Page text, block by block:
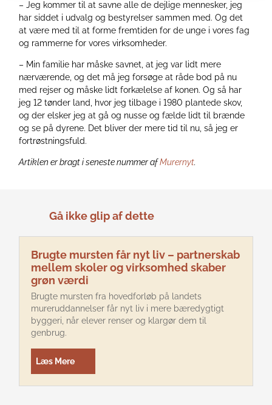
– Jeg kommer til at savne alle de dejlige mennesker, jeg
har siddet i udvalg og bestyrelser sammen med. Og det
at være med til at forme fremtiden for de unge i vores fag
og rammerne for vores virksomheder.
– Min familie har måske savnet, at jeg var lidt mere
nærværende, og det må jeg forsøge at råde bod på nu
med rejser og måske lidt forkælelse af konen. Og så har
jeg 12 tønder land, hvor jeg tilbage i 1980 plantede skov,
og der elsker jeg at gå og nusse og fælde lidt til brænde
og se på dyrene. Det bliver der mere tid til nu, så jeg er
fortrøstningsfuld.
Artiklen er bragt i seneste nummer afMurernyt.
Gå ikke glip af dette
Brugte mursten får nyt liv – partnerskab
mellem skoler og virksomhed skaber
grøn værdi
Brugte mursten fra hovedforløb på landets
mureruddannelser får nyt liv i mere bæredygtigt
byggeri, når elever renser og klargør dem til
genbrug.
Læs Mere